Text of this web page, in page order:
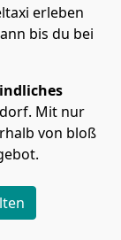
erleben
bis du bei
Mit nur
von bloß